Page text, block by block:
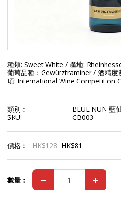
種類: Sweet White / 產地:
葡萄品種：Gewürztraminer / 酒精
項: International Wine Competition
類別︰
BLUE NUN 藍
SKU:
GB003
價格︰ HK$128 HK$81
數量︰